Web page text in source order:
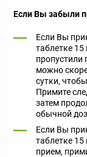
Если Вы забыли
Если Вы
таблетке 15
пропустили
можно
сутки,
Примите
затем
обычной
Если Вы
таблетке 15
прием,